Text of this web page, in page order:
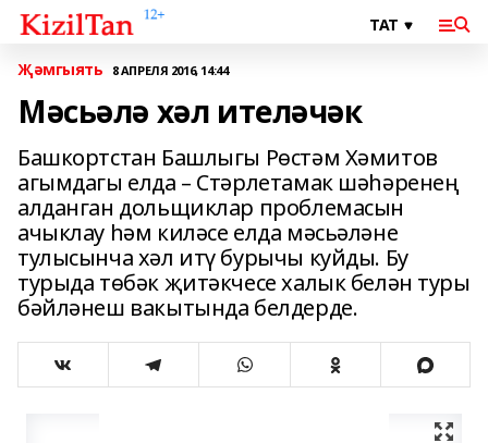
Җәмгыять 8 АПРЕЛЯ 2016, 14:44
Мәсьәлә хәл ителәчәк
Башкортстан Башлыгы Рөстәм Хәмитов
агымдагы елда – Стәрлетамак шәһәренең
алданган дольщиклар проблемасын
ачыклау һәм киләсе елда мәсьәләне
тулысынча хәл итү бурычы куйды. Бу
турыда төбәк җитәкчесе халык белән туры
бәйләнеш вакытында белдерде.